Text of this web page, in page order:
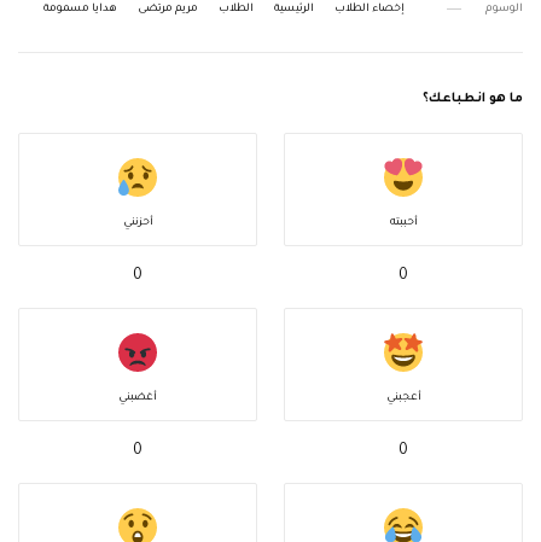
الوسوم إخصاء الطلاب الرئيسية الطلاب مريم مرتضى هدايا مسمومة
ما هو انطباعك؟
أحببته
0
أحزنني
0
أعجبني
0
أغضبني
0